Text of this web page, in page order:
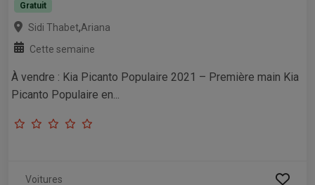
Gratuit
Sidi Thabet,Ariana
Cette semaine
À vendre : Kia Picanto Populaire 2021 – Première main Kia
Picanto Populaire en...
Voitures